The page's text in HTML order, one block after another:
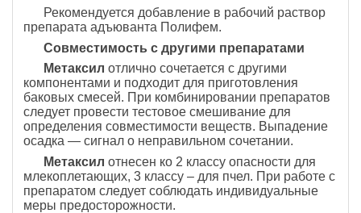
Рекомендуется добавление в рабочий раствор
препарата адъюванта Полифем.
Совместимость с другими препаратами
Метаксил отлично сочетается с другими
компонентами и подходит для приготовления
баковых смесей. При комбинировании препаратов
следует провести тестовое смешивание для
определения совместимости веществ. Выпадение
осадка — сигнал о неправильном сочетании.
Метаксил отнесен ко 2 классу опасности для
млекоплетающих, 3 классу – для пчел. При работе с
препаратом следует соблюдать индивидуальные
меры предосторожности.